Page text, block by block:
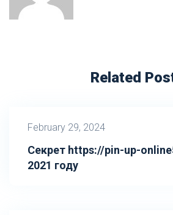
Related
February 29, 2024
Секрет https://pin-up-
2021 году